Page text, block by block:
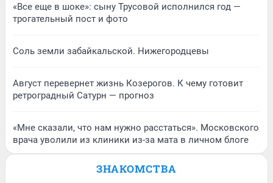
«Все еще в шоке»: сыну Трусовой исполнился год —
трогательный пост и фото
Соль земли забайкальской. Нижегородцевы
Август перевернет жизнь Козерогов. К чему готовит
ретроградный Сатурн — прогноз
«Мне сказали, что нам нужно расстаться». Московского
врача уволили из клиники из-за мата в личном блоге
ЗНАКОМСТВА